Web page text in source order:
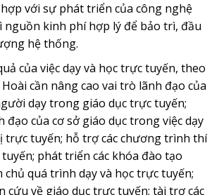
với sự phát triển của công nghệ
kinh phí hợp lý để bảo trì, đầu
hệ thống.
của việc dạy và học trực tuyến, theo
cần nâng cao vai trò lãnh đạo của
dạy trong giáo dục trực tuyến;
của cơ sở giáo dục trong việc dạy
trực tuyến; hỗ trợ các chương trình thí
phát triển các khóa đào tạo
chủ quá trình dạy và học trực tuyến;
cứu về giáo dục trực tuyến; tài trợ các